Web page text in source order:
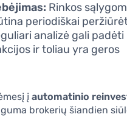
Rinkos
periodiškai
analizė gali
ir toliau yra geros
į automatinio
brokerių šiandien